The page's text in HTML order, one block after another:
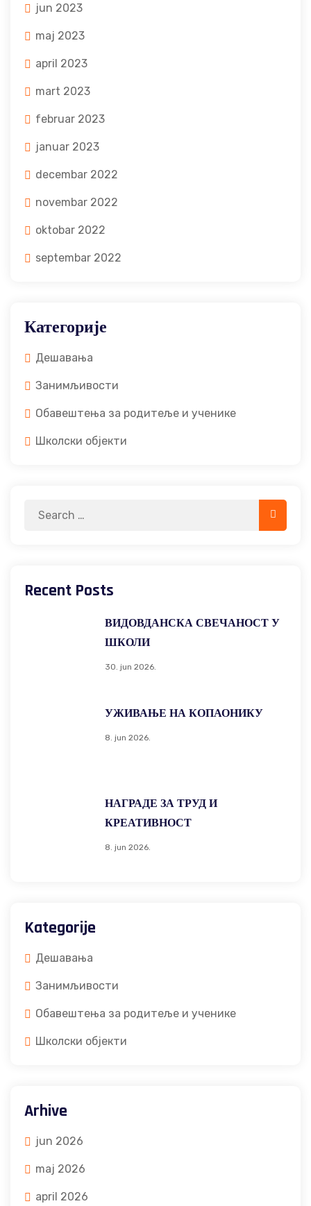
jun 2023
maj 2023
april 2023
mart 2023
februar 2023
januar 2023
decembar 2022
novembar 2022
oktobar 2022
septembar 2022
Категорије
Дешавања
Занимљивости
Обавештења за родитеље и ученике
Школски објекти
Search
Search
Recent Posts
ВИДОВДАНСКА СВЕЧАНОСТ У
ШКОЛИ
30. jun 2026.
УЖИВАЊЕ НА КОПАОНИКУ
8. jun 2026.
НАГРАДЕ ЗА ТРУД И
КРЕАТИВНОСТ
8. jun 2026.
Kategorije
Дешавања
Занимљивости
Обавештења за родитеље и ученике
Школски објекти
Arhive
jun 2026
maj 2026
april 2026